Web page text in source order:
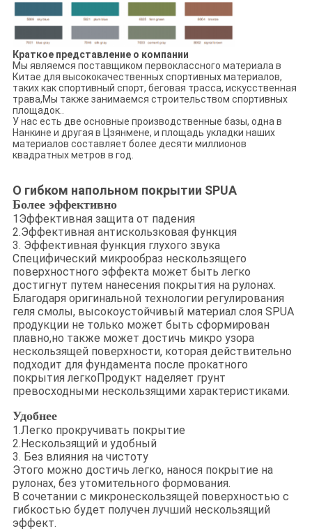
Краткое представление о компании
Мы являемся поставщиком первоклассного материала в
Китае для высококачественных спортивных материалов,
таких как спортивный спорт, беговая трасса, искусственная
трава,Мы также занимаемся строительством спортивных
площадок..
У нас есть две основные производственные базы, одна в
Нанкине и другая в Цзянмене, и площадь укладки наших
материалов составляет более десяти миллионов
квадратных метров в год.
О гибком напольном покрытии SPUA
Более эффективно
1Эффективная защита от падения
2.Эффективная антискользковая функция
3. Эффективная функция глухого звука
Специфический микрообраз нескользящего
поверхностного эффекта может быть легко
достигнут путем нанесения покрытия на рулонах.
Благодаря оригинальной технологии регулирования
геля смолы, высокоустойчивый материал слоя SPUA
продукции не только может быть сформирован
плавно,но также может достичь микро узора
нескользящей поверхности, которая действительно
подходит для фундамента после прокатного
покрытия легкоПродукт наделяет грунт
превосходными нескользящими характеристиками.
Удобнее
1.Легко прокручивать покрытие
2.Нескользящий и удобный
3. Без влияния на чистоту
Этого можно достичь легко, нанося покрытие на
рулонах, без утомительного формования.
В сочетании с микронескользящей поверхностью с
гибкостью будет получен лучший нескользящий
эффект.